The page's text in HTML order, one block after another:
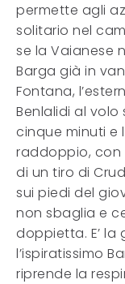
permette agli
solitario nel
se la Vaianese
Barga già in
Fontana,
Benlalidi al
cinque minuti e
raddoppio, con
di un tiro di
sui piedi del
non sbaglia e
doppietta. E’
l’ispiratissimo
riprende la